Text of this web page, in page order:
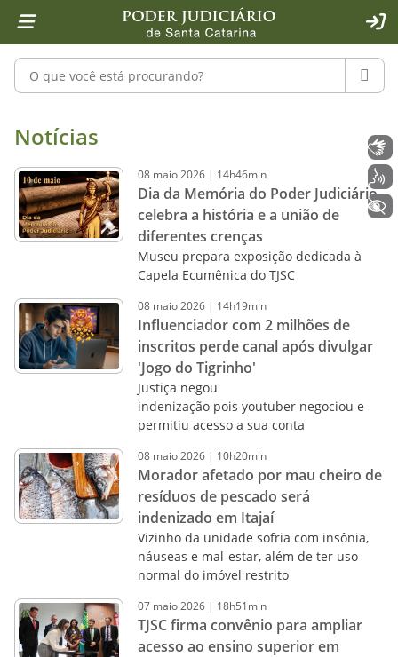
1 Ir para o conteúdo
2 Ir para a ferramenta de acessibilidade - Rybená
4 Ir para o menu principal
5 Ir para a pesquisa
6 Ir para o rodapé
7 Ir para a página inicial
Pesquisar no portal
Notícias - Imprensa - Poder
Notícias
08 maio2026 | 14h46min
Dia da Memória do Poder Judiciário
celebra a história e a união de
diferentes crenças
Museu prepara exposição dedicada à
Capela Ecumênica do TJSC
08 maio2026 | 14h19min
Influenciador com 2 milhões de
inscritos perde canal após divulgar
'Jogo do Tigrinho'
Justiça negou
indenização pois youtuber negociou e
permitiu acesso a sua conta
08 maio2026 | 10h20min
Morador afetado por mau cheiro de
resíduos de pescado será
indenizado em Itajaí
Vizinho da unidade sofria com insônia,
náuseas e mal-estar, além de ter uso
normal do imóvel restrito
07 maio2026 | 18h51min
TJSC firma convênio para ampliar
acesso ao ensino superior em
+ Acessibilidade